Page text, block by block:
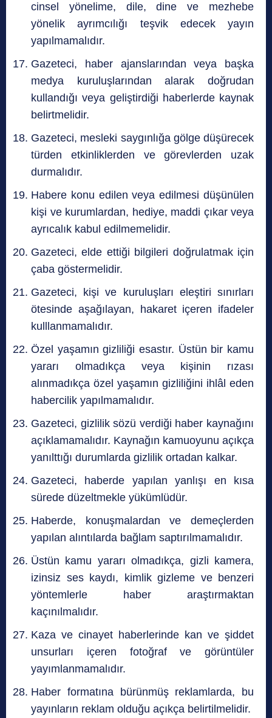
cinsel yönelime, dile, dine ve mezhebe
yönelik ayrımcılığı teşvik edecek yayın
yapılmamalıdır.
Gazeteci, haber ajanslarından veya başka
medya kuruluşlarından alarak doğrudan
kullandığı veya geliştirdiği haberlerde kaynak
belirtmelidir.
Gazeteci, mesleki saygınlığa gölge düşürecek
türden etkinliklerden ve görevlerden uzak
durmalıdır.
Habere konu edilen veya edilmesi düşünülen
kişi ve kurumlardan, hediye, maddi çıkar veya
ayrıcalık kabul edilmemelidir.
Gazeteci, elde ettiği bilgileri doğrulatmak için
çaba göstermelidir.
Gazeteci, kişi ve kuruluşları eleştiri sınırları
ötesinde aşağılayan, hakaret içeren ifadeler
kulllanmamalıdır.
Özel yaşamın gizliliği esastır. Üstün bir kamu
yararı olmadıkça veya kişinin rızası
alınmadıkça özel yaşamın gizliliğini ihlâl eden
habercilik yapılmamalıdır.
Gazeteci, gizlilik sözü verdiği haber kaynağını
açıklamamalıdır. Kaynağın kamuoyunu açıkça
yanılttığı durumlarda gizlilik ortadan kalkar.
Gazeteci, haberde yapılan yanlışı en kısa
sürede düzeltmekle yükümlüdür.
Haberde, konuşmalardan ve demeçlerden
yapılan alıntılarda bağlam saptırılmamalıdır.
Üstün kamu yararı olmadıkça, gizli kamera,
izinsiz ses kaydı, kimlik gizleme ve benzeri
yöntemlerle haber araştırmaktan
kaçınılmalıdır.
Kaza ve cinayet haberlerinde kan ve şiddet
unsurları içeren fotoğraf ve görüntüler
yayımlanmamalıdır.
Haber formatına bürünmüş reklamlarda, bu
yayınların reklam olduğu açıkça belirtilmelidir.